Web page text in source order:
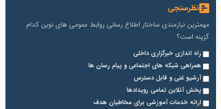
نظرسنجی
مهمترین نیازمندی ساختار اطلاع رسانی روابط عمومی های نوین کدام
گزینه است؟
راه اندازی خبرگزاری داخلی
همراهی شبکه های اجتماعی و پیام رسان ها
آرشیو غنی و قابل دسترس
پخش آنلاین تمامی رویدادها
ارائه خدمات آموزشی برای مخاطیان هدف